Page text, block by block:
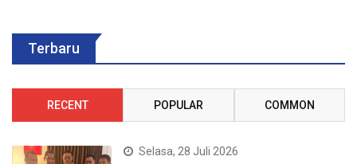
Terbaru
RECENT POPULAR COMMON
Selasa, 28 Juli 2026